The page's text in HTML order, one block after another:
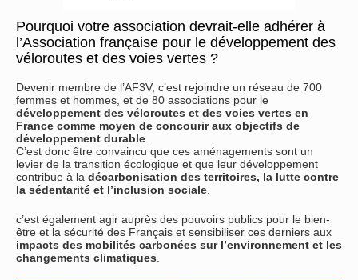
Pourquoi votre association devrait-elle adhérer à
l’Association française pour le développement des
véloroutes et des voies vertes ?
Devenir membre de l’AF3V, c’est rejoindre un réseau de 700
femmes et hommes, et de 80 associations pour le
développement des véloroutes et des voies vertes en
France comme moyen de concourir aux objectifs de
développement durable
C’est donc être convaincu que ces aménagements sont un
levier de la transition écologique et que leur développement
contribue à la décarbonisation des territoires, la lutte contre
la sédentarité et l’inclusion sociale
c’est également agir auprès des pouvoirs publics pour le bien-
être et la sécurité des Français et sensibiliser ces derniers aux
impacts des mobilités carbonées sur l’environnement et les
changements climatiques